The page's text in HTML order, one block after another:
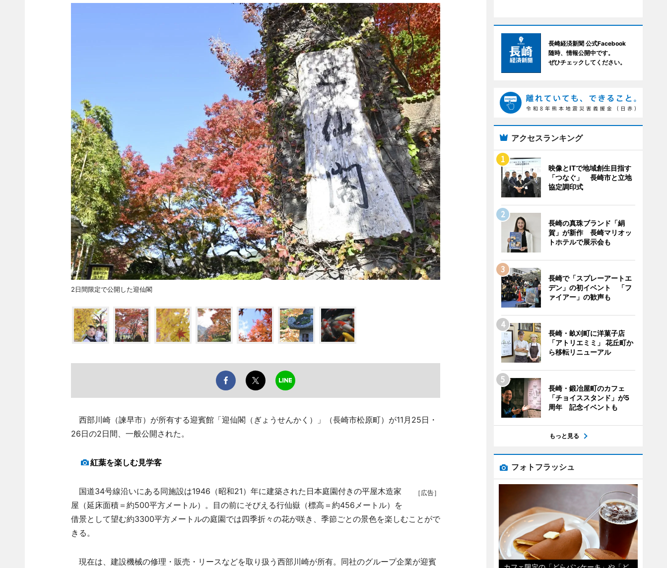
2日間限定で公開した迎仙閣
西部川崎（諫早市）が所有する迎賓館「迎仙閣（ぎょうせんかく）」（長崎市松原町）が11月25日・
26日の2日間、一般公開された。
紅葉を楽しむ見学客
［広告］
国道34号線沿いにある同施設は1946（昭和21）年に建築された日本庭園付きの平屋木造家
屋（延床面積＝約500平方メートル）。目の前にそびえる行仙嶽（標高＝約456メートル）を
借景として望む約3300平方メートルの庭園では四季折々の花が咲き、季節ごとの景色を楽しむことがで
きる。
現在は、建設機械の修理・販売・リースなどを取り扱う西部川崎が所有。同社のグループ企業が迎賓
長崎経済新聞 公式Facebook
随時、情報公開中です。
ぜひチェックしてください。
アクセスランキング
映像とITで地域創生目指す
「つなぐ」 長崎市と立地
協定調印式
長崎の真珠ブランド「絹
賀」が新作 長崎マリオッ
トホテルで展示会も
長崎で「スプレーアートエ
デン」の初イベント 「フ
ァイアー」の歓声も
長崎・畝刈町に洋菓子店
「アトリエミミ」 花丘町か
ら移転リニューアル
長崎・鍛冶屋町のカフェ
「チョイススタンド」が5
周年 記念イベントも
もっと見る
フォトフラッシュ